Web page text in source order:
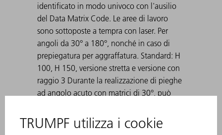
identificato in modo univoco con l'ausilio
del Data Matrix Code. Le aree di lavoro
sono sottoposte a tempra con laser. Per
angoli da 30° a 180°, nonché in caso di
prepiegatura per aggraffatura. Standard: H
100, H 150, versione stretta e versione con
raggio 3 Durante la realizzazione di pieghe
ad angolo acuto con matrici di 30°, può
incastrata nella matrice. Gli ausili di
espulsione TRUMPF risolvono questo